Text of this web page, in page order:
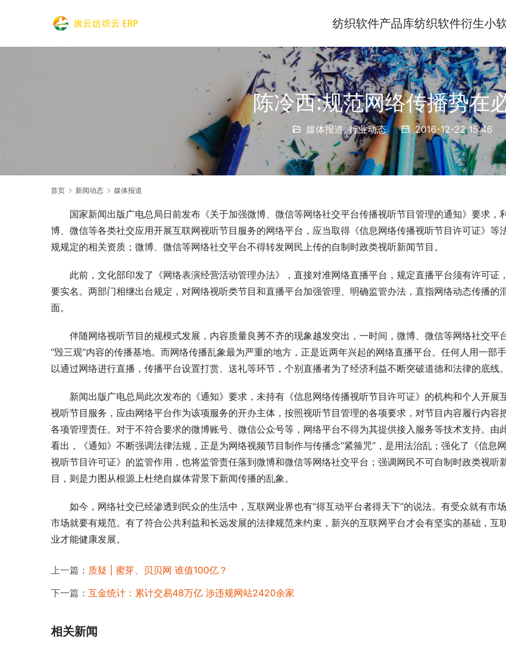
纺织软件产品库纺织软件衍生小
陈冷西:规范网络传播势在
媒体报道,行业动态 2016-12-22 15:46
首页 新闻动态 媒体报道
国家新闻出版广电总局日前发布《关于加强微博、微信等网络社交平台传播视听节目管理的通知》要求，
博、微信等各类社交应用开展互联网视听节目服务的网络平台，应当取得《信息网络传播视听节目许可证》等
规规定的相关资质；微博、微信等网络社交平台不得转发网民上传的自制时政类视听新闻节目。
此前，文化部印发了《网络表演经营活动管理办法》，直接对准网络直播平台，规定直播平台须有许可证
要实名。两部门相继出台规定，对网络视听类节目和直播平台加强管理、明确监管办法，直指网络动态传播的
面。
伴随网络视听节目的规模式发展，内容质量良莠不齐的现象越发突出，一时间，微博、微信等网络社交平
“毁三观”内容的传播基地。而网络传播乱象最为严重的地方，正是近两年兴起的网络直播平台。任何人用一部
以通过网络进行直播，传播平台设置打赏、送礼等环节，个别直播者为了经济利益不断突破道德和法律的底线。
新闻出版广电总局此次发布的《通知》要求，未持有《信息网络传播视听节目许可证》的机构和个人开展
视听节目服务，应由网络平台作为该项服务的开办主体，按照视听节目管理的各项要求，对节目内容履行内容
各项管理责任。对于不符合要求的微博账号、微信公众号等，网络平台不得为其提供接入服务等技术支持。由
看出，《通知》不断强调法律法规，正是为网络视频节目制作与传播念“紧箍咒”，是用法治乱；强化了《信息
视听节目许可证》的监管作用，也将监管责任落到微博和微信等网络社交平台；强调网民不可自制时政类视听
目，则是力图从根源上杜绝自媒体背景下新闻传播的乱象。
如今，网络社交已经渗透到民众的生活中，互联网业界也有“得互动平台者得天下”的说法。有受众就有市
市场就要有规范。有了符合公共利益和长远发展的法律规范来约束，新兴的互联网平台才会有坚实的基础，互
业才能健康发展。
上一篇： 质疑 | 蜜芽、贝贝网 谁值100亿？
下一篇： 互金统计：累计交易48万亿 涉违规网站2420余家
相关新闻